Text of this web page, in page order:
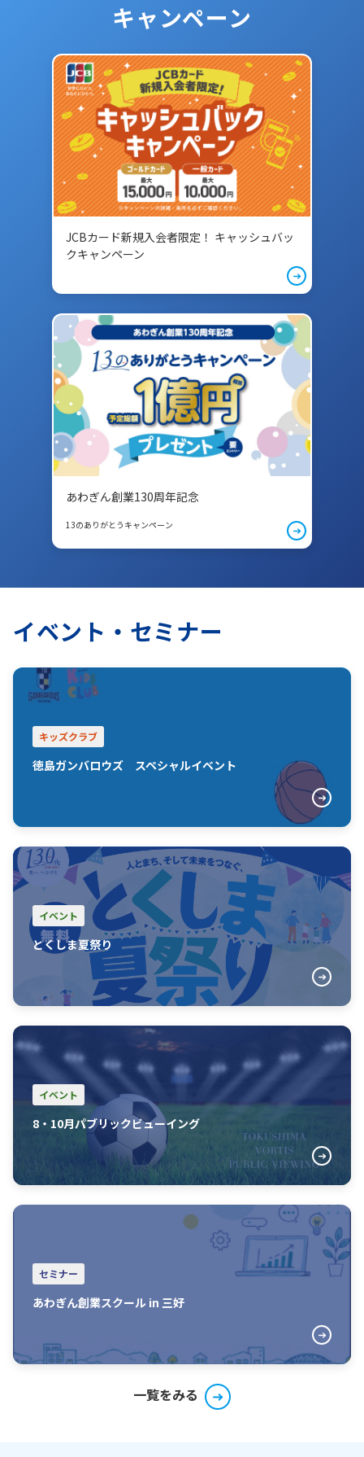
キャンペーン
JCBカード新規入会者限定！ キャッシュバッ
クキャンペーン
あわぎん創業130周年記念
13のありがとうキャンペーン
イベント・セミナー
キッズクラブ
徳島ガンバロウズ スペシャルイベント
イベント
とくしま夏祭り
イベント
8・10月パブリックビューイング
セミナー
あわぎん創業スクール in 三好
一覧をみる